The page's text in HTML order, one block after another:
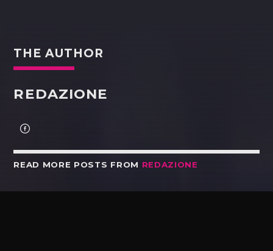
THE AUTHOR
REDAZIONE
READ MORE POSTS FROM REDAZIONE